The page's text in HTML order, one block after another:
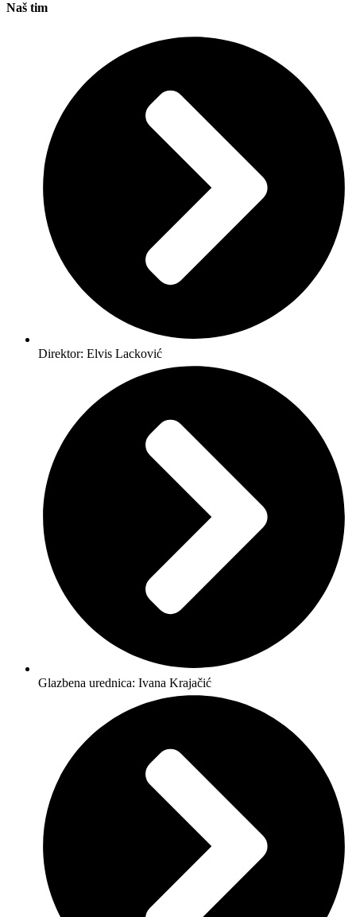
Naš tim
Direktor: Elvis Lacković
Glazbena urednica: Ivana Krajačić